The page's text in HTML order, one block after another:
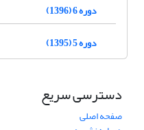
دوره 6 (1396)
دوره 5 (1395)
دسترسی سریع
صفحه اصلی